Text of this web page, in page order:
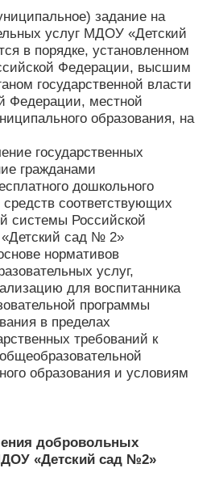
задание на
услуг МДОУ «Детский
в порядке, установленном
Федерации, высшим
государственной власти
Федерации, местной
образования, на
государственных
гражданами
дошкольного
средств соответствующих
системы Российской
сад № 2»
нормативов
услуг,
для воспитанника
программы
в пределах
требований к
образования и условиям
добровольных
«Детский сад №2»